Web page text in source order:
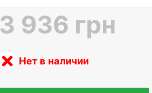
3 936 грн
Нет в наличии